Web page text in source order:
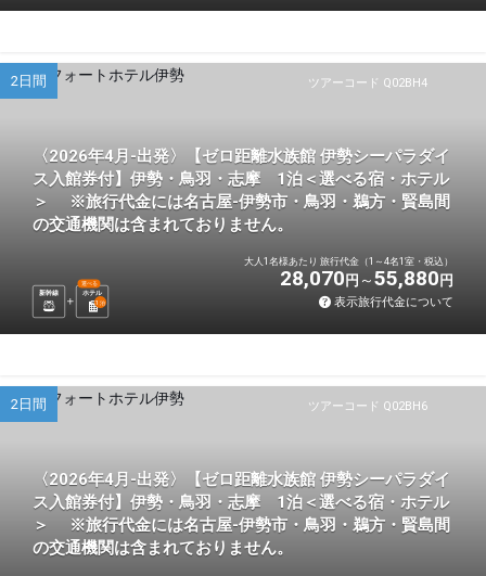
ツアーコード Q02BH4
2日間
〈2026年4月-出発〉【ゼロ距離水族館 伊勢シーパラダイ
ス入館券付】伊勢・鳥羽・志摩 1泊＜選べる宿・ホテル
＞ ※旅行代金には名古屋-伊勢市・鳥羽・鵜方・賢島間
の交通機関は含まれておりません。
新幹線 ホテル
選べる
1 泊
大人1名様あたり 旅行代金（1～4名1室・税込）
28,070 円 55,880 円
表示旅行代金について
ツアーコード Q02BH6
2日間
〈2026年4月-出発〉【ゼロ距離水族館 伊勢シーパラダイ
ス入館券付】伊勢・鳥羽・志摩 1泊＜選べる宿・ホテル
＞ ※旅行代金には名古屋-伊勢市・鳥羽・鵜方・賢島間
の交通機関は含まれておりません。